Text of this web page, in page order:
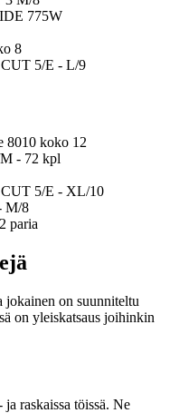
775W
8
5/E - L/9
8010 koko 12
- 72 kpl
5/E - XL/10
M/8
paria
jokainen on suunniteltu
on yleiskatsaus joihinkin
raskaissa töissä. Ne